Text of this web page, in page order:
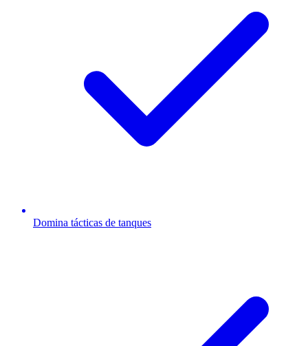
Domina tácticas de tanques